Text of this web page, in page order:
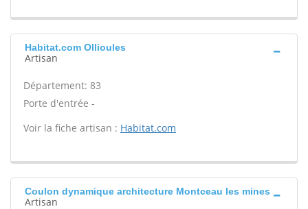
Habitat.com Ollioules
Artisan
Département: 83
Porte d'entrée -
Voir la fiche artisan : Habitat.com
Coulon dynamique architecture Montceau les mines
Artisan